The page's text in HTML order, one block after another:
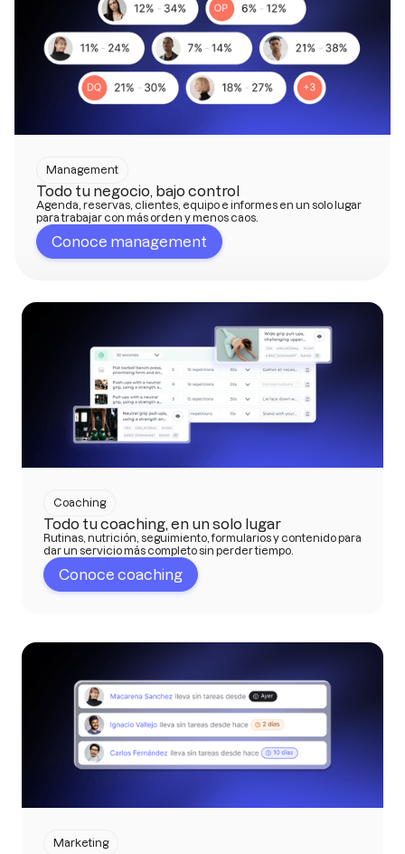
Coaching
Todo tu coaching, en un solo lugar
Rutinas, nutrición, seguimiento, formularios y contenido para
dar un servicio más completo sin perder tiempo.
Conoce coaching
Management
Todo tu negocio, bajo control
Agenda, reservas, clientes, equipo e informes en un solo lugar
para trabajar con más orden y menos caos.
Conoce management
Marketing